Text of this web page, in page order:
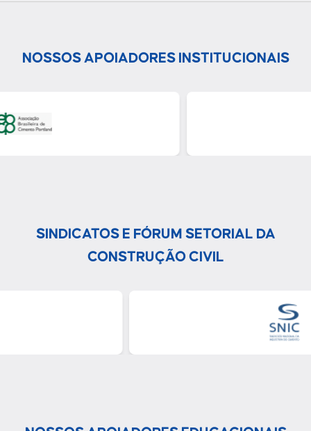
NOSSOS APOIADORES INSTITUCIONAIS
SINDICATOS E FÓRUM SETORIAL DA
CONSTRUÇÃO CIVIL